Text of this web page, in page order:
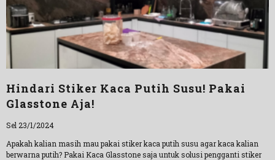
Hindari Stiker Kaca Putih Susu! Pakai
Glasstone Aja!
Sel 23/1/2024
Apakah kalian masih mau pakai stiker kaca putih susu agar kaca kalian
berwarna putih? Pakai Kaca Glasstone saja untuk solusi pengganti stiker